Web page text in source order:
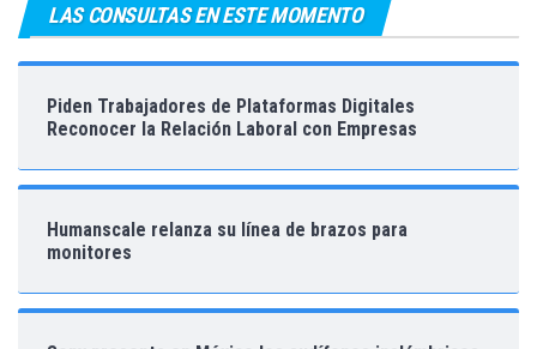
LAS CONSULTAS EN ESTE MOMENTO
Piden Trabajadores de Plataformas Digitales
Reconocer la Relación Laboral con Empresas
Humanscale relanza su línea de brazos para
monitores